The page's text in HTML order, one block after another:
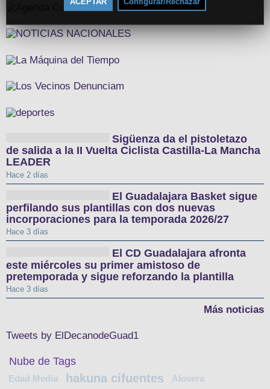
Sigüenza da el pistoletazo
de salida a la II Vuelta Ciclista Castilla-La Mancha
LEADER
Hace 2 días
El Guadalajara Basket sigue
perfilando sus plantillas con dos nuevas
incorporaciones para la temporada 2026/27
Hace 3 días
El CD Guadalajara afronta
este miércoles su primer amistoso de
pretemporada y sigue reforzando la plantilla
Hace 3 días
Más noticias
Tweets by ElDecanodeGuad1
Nube de Tags
Edad Media hakuna cifuentes
Alovera